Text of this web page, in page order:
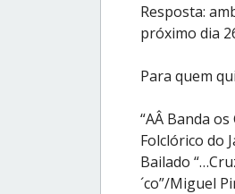
Resposta:
próximo dia
Para quem
“AÂ Banda
Folclórico do
Bailado
´co”/Miguel